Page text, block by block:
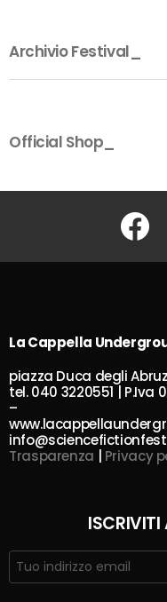
Archivio Festival_
Official Shop_
La Cappella
piazza Duca degli
tel. 040 3220551 | P.Iva
–
Trasparenza
Privacy
ISCRIVITI